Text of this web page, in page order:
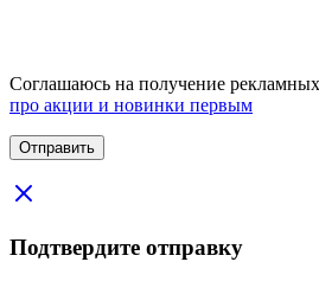
Соглашаюсь на получение
про акции и новинки первым
Подтвердите отправку